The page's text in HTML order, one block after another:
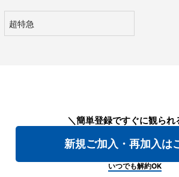
超特急
＼簡単登録ですぐに観られ
新規ご加入・再加入は
いつでも解約OK